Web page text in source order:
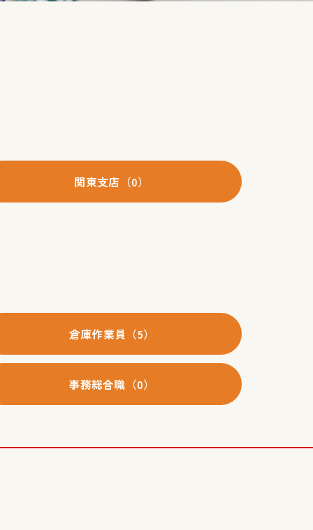
関東支店（0）
倉庫作業員（5）
事務総合職（0）